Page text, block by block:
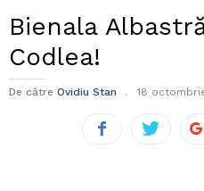
Bienala
Codlea!
De către Ovidiu Stan 18